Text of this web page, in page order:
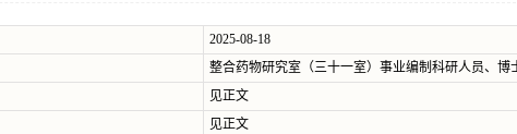
2025-08-18
整合药物研究室（三十一室）事业编制科研人员、博
见正文
见正文